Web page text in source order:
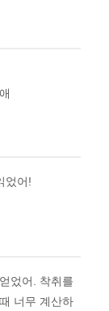
었어!
었어. 착취를
너무 계산하